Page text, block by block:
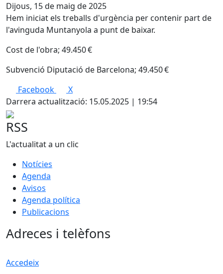
Dijous, 15 de maig de 2025
Hem iniciat els treballs d'urgència per contenir part de
l'avinguda Muntanyola a punt de baixar.
Cost de l'obra; 49.450 €
Subvenció Diputació de Barcelona; 49.450 €
Facebook
X
Darrera actualització: 15.05.2025 | 19:54
RSS
L'actualitat a un clic
Notícies
Agenda
Avisos
Agenda política
Publicacions
Adreces i telèfons
Accedeix